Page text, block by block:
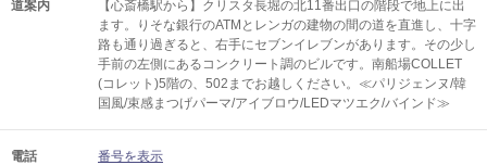
道案内
【心斎橋駅から】クリスタ長堀の北11番出口の階段で地上に出
ます。りそな銀行のATMとレンガの建物の間の道を直進し、十字
路も通り過ぎると、右手にセブンイレブンがあります。その少し
手前の左側にあるコンクリート調のビルです。南船場COLLET
(コレット)5階の、502までお越しください。≪パリジェンヌ/韓
国風/束感まつげパーマ/アイブロウ/LEDマツエク/バインド≫
電話 番号を表示